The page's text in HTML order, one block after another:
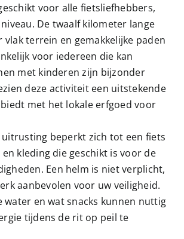
voor alle fietsliefhebbers,
De twaalf kilometer lange
vlak terrein en gemakkelijke paden
voor iedereen die kan
met kinderen zijn bijzonder
deze activiteit een uitstekende
met het lokale erfgoed voor
uitrusting beperkt zich tot een fiets
kleding die geschikt is voor de
Een helm is niet verplicht,
aanbevolen voor uw veiligheid.
water en wat snacks kunnen nuttig
tijdens de rit op peil te